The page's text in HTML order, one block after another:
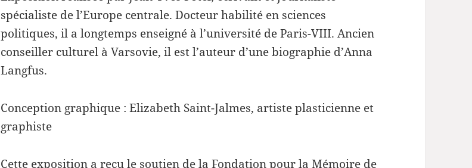
spécialiste de l’Europe centrale. Docteur habilité en sciences
politiques, il a longtemps enseigné à l’université de Paris-VIII. Ancien
conseiller culturel à Varsovie, il est l’auteur d’une biographie d’Anna
Langfus.
Conception graphique : Elizabeth Saint-Jalmes, artiste plasticienne et
graphiste
Cette exposition a reçu le soutien de la Fondation pour la Mémoire de